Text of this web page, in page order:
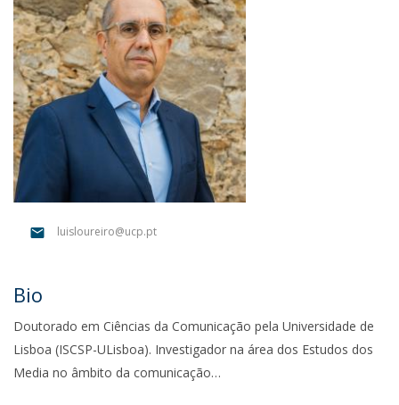
luisloureiro@ucp.pt
Bio
Doutorado em Ciências da Comunicação pela Universidade de
Lisboa (ISCSP-ULisboa). Investigador na área dos Estudos dos
Media no âmbito da comunicação